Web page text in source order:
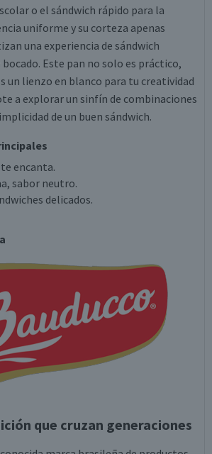
o el sándwich rápido para la
uniforme y su corteza apenas
una experiencia de sándwich
Este pan no solo es práctico,
un lienzo en blanco para tu creatividad
a explorar un sinfín de combinaciones
de un buen sándwich.
te encanta.
sabor neutro.
delicados.
que cruzan generaciones